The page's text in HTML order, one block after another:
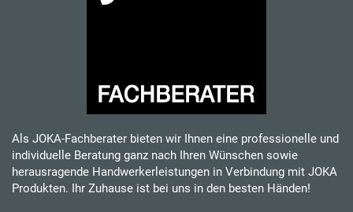
Als JOKA-Fachberater bieten wir Ihnen eine professionelle und
individuelle Beratung ganz nach Ihren Wünschen sowie
herausragende Handwerkerleistungen in Verbindung mit JOKA
Produkten. Ihr Zuhause ist bei uns in den besten Händen!